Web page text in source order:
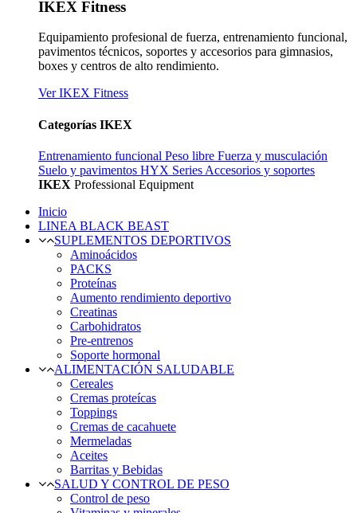
IKEX Fitness
Equipamiento profesional de fuerza, entrenamiento funcional,
pavimentos técnicos, soportes y accesorios para gimnasios,
boxes y centros de alto rendimiento.
Ver IKEX Fitness
Categorías IKEX
Entrenamiento funcional Peso libre Fuerza y musculación
Suelo y pavimentos HYX Series Accesorios y soportes
IKEX Professional Equipment
Inicio
LINEA BLACK BEAST
SUPLEMENTOS DEPORTIVOS
Aminoácidos
PACKS
Proteínas
Aumento rendimiento deportivo
Creatinas
Carbohidratos
Pre-entrenos
Soporte hormonal
ALIMENTACIÓN SALUDABLE
Cereales
Cremas proteícas
Toppings
Cremas de cacahuete
Mermeladas
Aceites
Barritas y Bebidas
SALUD Y CONTROL DE PESO
Control de peso